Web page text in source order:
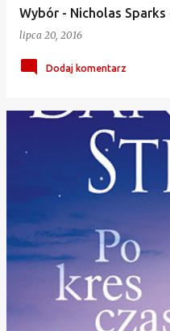
Wybór - Nicholas Sparks
lipca 20, 2016
Dodaj komentarz